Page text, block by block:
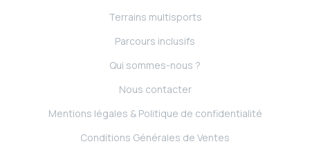
Terrains multisports
Parcours inclusifs
Qui sommes-nous ?
Nous contacter
Mentions légales & Politique de confidentialité
Conditions Générales de Ventes